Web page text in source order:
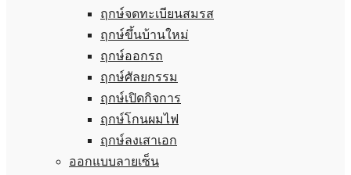
ฤกษ์จดทะเบียนสมรส
ฤกษ์ขึ้นบ้านใหม่
ฤกษ์ออกรถ
ฤกษ์ศัลยกรรม
ฤกษ์เปิดกิจการ
ฤกษ์โกนผมไฟ
ฤกษ์ลงเสาเอก
ออกแบบลายเซ็น